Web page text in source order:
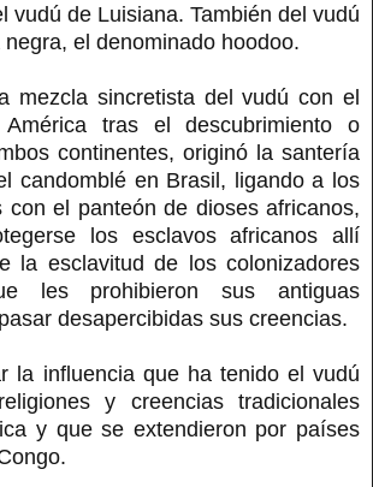
vudú de Luisiana. También del vudú
el denominado hoodoo.
mezcla sincretista del vudú con el
tras el descubrimiento o
continentes, originó la santería
candomblé en Brasil, ligando a los
con el panteón de dioses africanos,
los esclavos africanos allí
la esclavitud de los colonizadores
les prohibieron sus antiguas
desapercibidas sus creencias.
la influencia que ha tenido el vudú
y creencias tradicionales
y que se extendieron por países